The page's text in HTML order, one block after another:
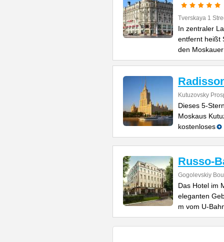
Tverskaya 1
In zentraler
entfernt heißt
den Moskauer
Kutuzovsky
Dieses 5-
Moskaus
kostenloses
Russo-
Gogolevskiy
Das Hotel im
eleganten
m vom U-